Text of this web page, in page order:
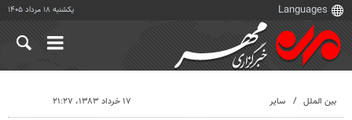
یکشنبه ۱۸ مرداد ۱۴۰۵
بین الملل سایر ۱۷ خرداد ۱۳۸۳، ۲۱:۲۷